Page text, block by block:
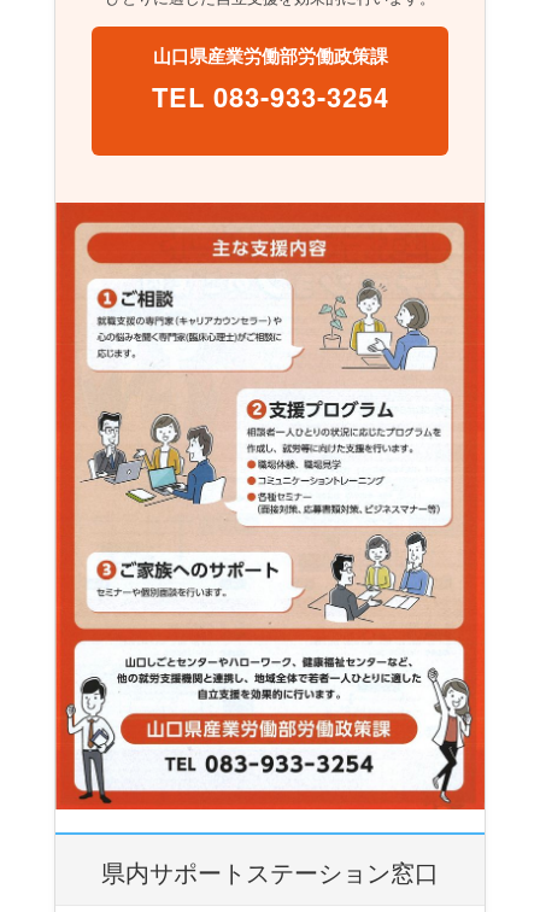
山口県産業労働部労働政策課
TEL 083-933-3254
県内サポートステーション窓口